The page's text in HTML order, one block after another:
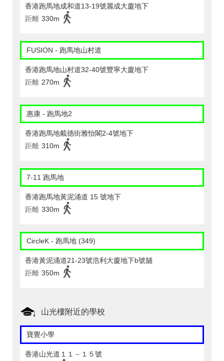
香港跑馬地成和道13-19號麗成大廈地下
距離 330m
FUSION - 跑馬地山村道
香港跑馬地山村道32-40號豐寧大廈地下
距離 270m
惠康 - 跑馬地2
香港跑馬地載德街雅怡閣2-4號地下
距離 310m
7-11 跑馬地
香港跑馬地黃泥涌道 15 號地下
距離 330m
CircleK - 跑馬地 (349)
香港黃泥涌道21-23號浩利大廈地下b號舖
距離 350m
山光樓附近的學校
寶覺小學
香港山光道１１－１５號